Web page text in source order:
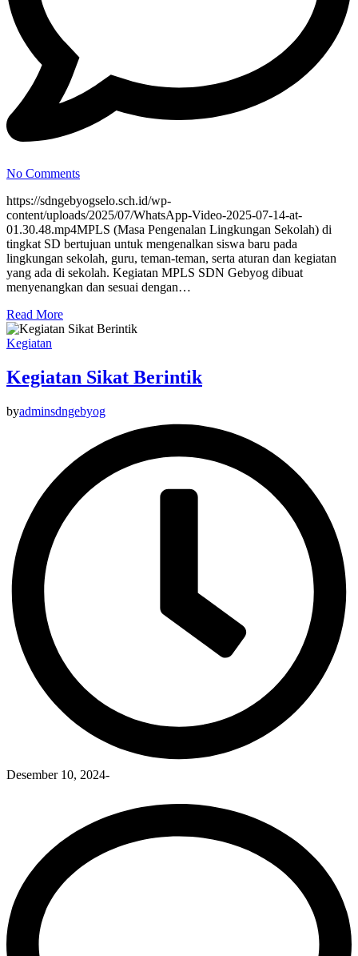
No Comments
https://sdngebyogselo.sch.id/wp-
content/uploads/2025/07/WhatsApp-Video-2025-07-14-at-
01.30.48.mp4MPLS (Masa Pengenalan Lingkungan Sekolah) di
tingkat SD bertujuan untuk mengenalkan siswa baru pada
lingkungan sekolah, guru, teman-teman, serta aturan dan kegiatan
yang ada di sekolah. Kegiatan MPLS SDN Gebyog dibuat
menyenangkan dan sesuai dengan…
Read More
Kegiatan
Kegiatan Sikat Berintik
byadminsdngebyog
Desember 10, 2024-